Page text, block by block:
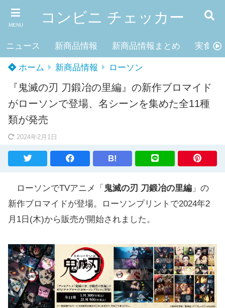
MENU コンビニ チェッカー
ニュース 新商品情報 新商品情報まとめ 実食レ
ホーム 新商品情報 ローソン
『鬼滅の刃 刀鍛冶の里編』の新作ブロマイド
がローソンで登場、名シーンを集めた全11種
類が発売
2024年2月1日
B!
ローソンでTVアニメ「 鬼滅の刃 刀鍛冶の里編 」の
新作ブロマイドが登場。ローソンプリントで2024年2
月1日(木)から販売が開始されました。